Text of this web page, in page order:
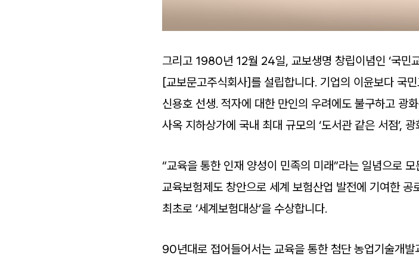
그리고 1980년 12월 24일, 교보생명 창립이념인 ‘국민
[교보문고주식회사]를 설립합니다. 기업의 이윤보다 국
신용호 선생. 적자에 대한 만인의 우려에도 불구하고 광
사옥 지하상가에 국내 최대 규모의 ‘도서관 같은 서점’,
“교육을 통한 인재 양성이 민족의 미래”라는 일념으로
교육보험제도 창안으로 세계 보험산업 발전에 기여한
최초로 ‘세계보험대상’을 수상합니다.
90년대로 접어들어서는 교육을 통한 첨단 농업기술개